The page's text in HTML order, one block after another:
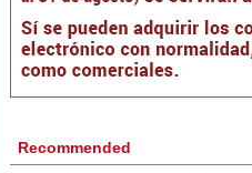
Recommended